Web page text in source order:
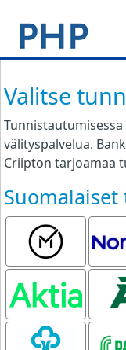
Valitse
välityspalvelua.
Criipton tarjoamaa
Mobiilivarmenne
Aktia
Säästöpankki S-